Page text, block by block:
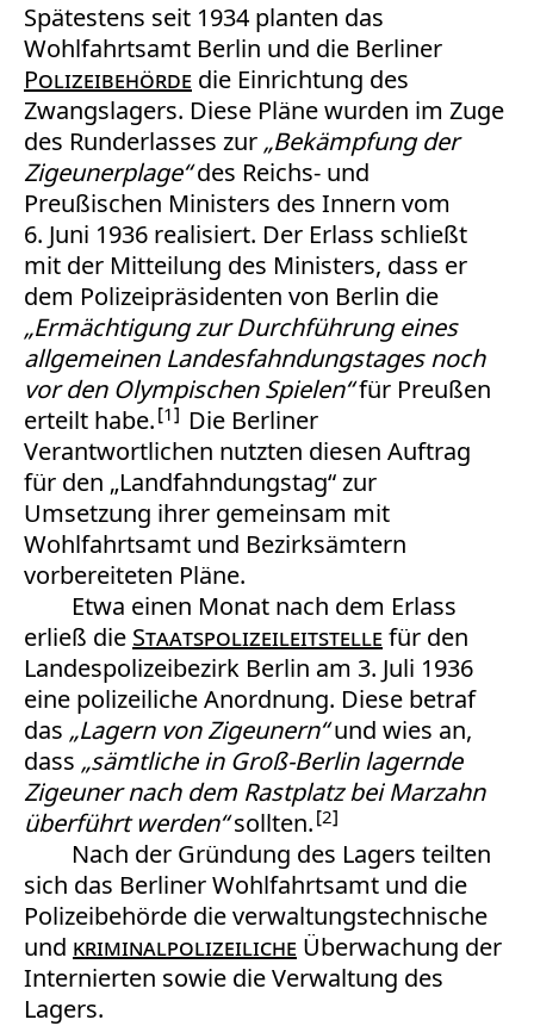
Spätestens seit 1934 planten das
Wohlfahrtsamt Berlin und die Berliner
Polizeibehörde die Einrichtung des
Zwangslagers. Diese Pläne wurden im Zuge
des Runderlasses zur „Bekämpfung der
Zigeunerplage“des Reichs- und
Preußischen Ministers des Innern vom
6. Juni 1936 realisiert. Der Erlass schließt
mit der Mitteilung des Ministers, dass er
dem Polizeipräsidenten von Berlin die
„Ermächtigung zur Durchführung eines
allgemeinen Landesfahndungstages noch
vor den Olympischen Spielen“für Preußen
erteilt habe. 1
Die Berliner
Verantwortlichen nutzten diesen Auftrag
für den „Landfahndungstag“ zur
Umsetzung ihrer gemeinsam mit
Wohlfahrtsamt und Bezirksämtern
vorbereiteten Pläne.
Etwa einen Monat nach dem Erlass
erließ die Staatspolizeileitstelle für den
Landespolizeibezirk Berlin am 3. Juli 1936
eine polizeiliche Anordnung. Diese betraf
das „Lagern von Zigeunern“und wies an,
dass „sämtliche in Groß-Berlin lagernde
Zigeuner nach dem Rastplatz bei Marzahn
überführt werden“sollten. 2
Nach der Gründung des Lagers teilten
sich das Berliner Wohlfahrtsamt und die
Polizeibehörde die verwaltungstechnische
und kriminalpolizeiliche Überwachung der
Internierten sowie die Verwaltung des
Lagers.